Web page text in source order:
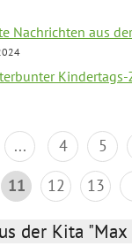
Nachrichten aus
Kindertags-
... 4 5
11 12 13
der Kita